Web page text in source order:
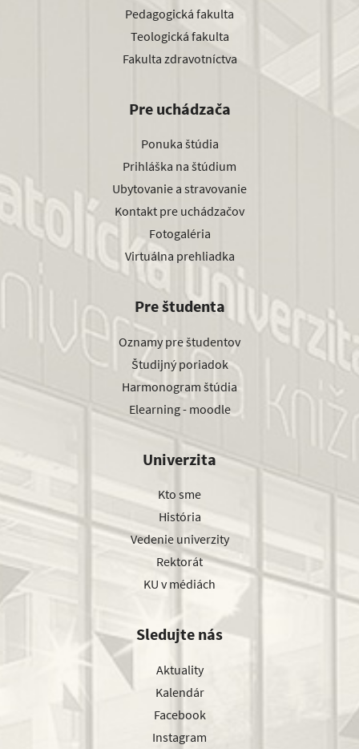
Pedagogická fakulta
Teologická fakulta
Fakulta zdravotníctva
Pre uchádzača
Ponuka štúdia
Prihláška na štúdium
Ubytovanie a stravovanie
Kontakt pre uchádzačov
Fotogaléria
Virtuálna prehliadka
Pre študenta
Oznamy pre študentov
Študijný poriadok
Harmonogram štúdia
Elearning - moodle
Univerzita
Kto sme
História
Vedenie univerzity
Rektorát
KU v médiách
Sledujte nás
Aktuality
Kalendár
Facebook
Instagram